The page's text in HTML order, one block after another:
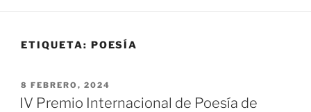
ETIQUETA: POESÍA
PUBLICADO
EL
8 FEBRERO, 2024
IV Premio Internacional de Poesía de